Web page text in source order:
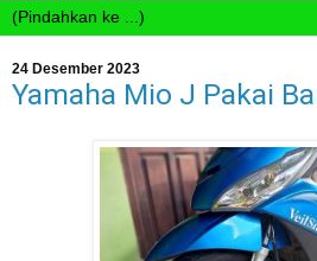
24 Desember 2023
Yamaha Mio J Pakai